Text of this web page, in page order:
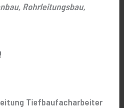
Rohrleitungsbau,
Tiefbaufacharbeiter